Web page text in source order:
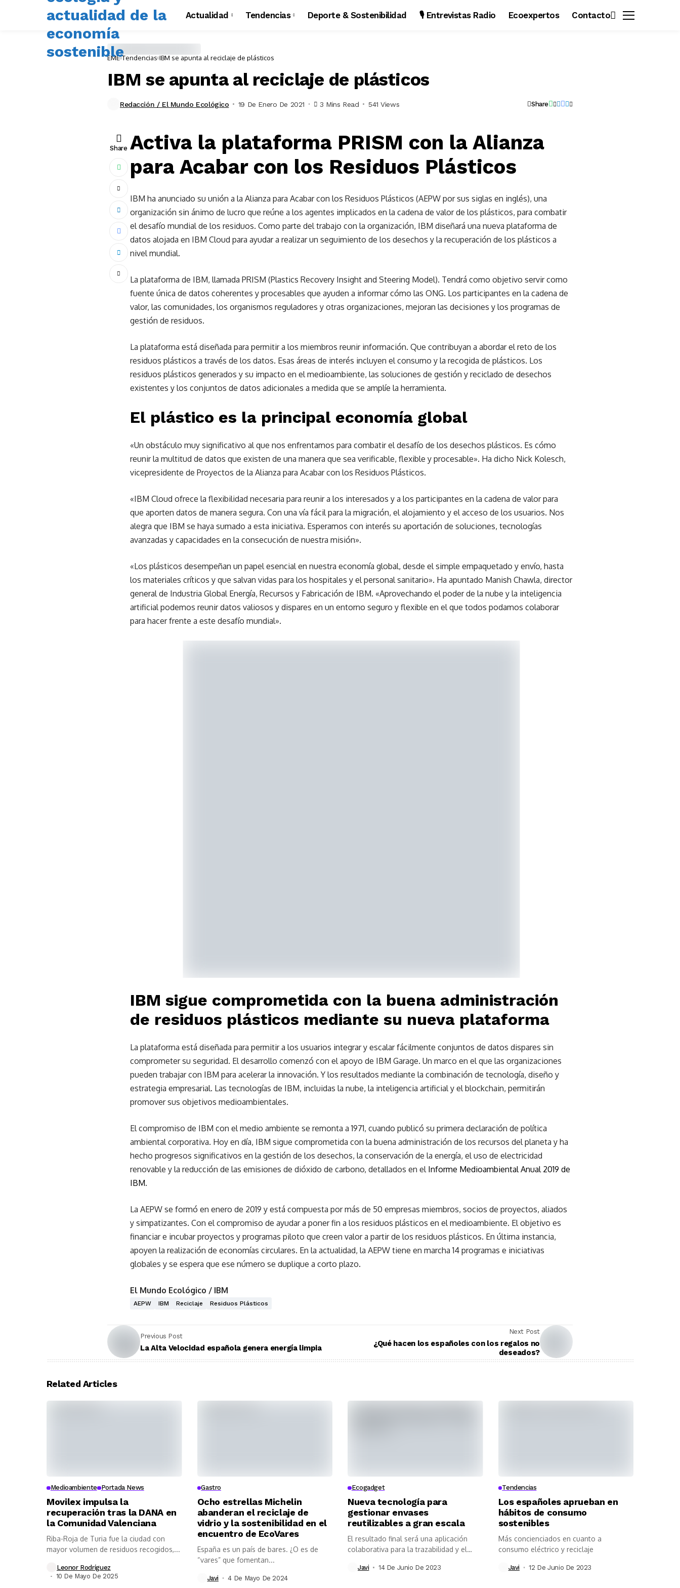
Actualidad Tendencias Deporte & Sostenibilidad 🎙️ Entrevistas Radio Ecoexpertos Contacto
EME Tendencias IBM se apunta al reciclaje de plásticos
IBM se apunta al reciclaje de plásticos
Redacción / El Mundo Ecológico 19 De Enero De 2021 3 Mins Read 541 Views Share
Share Activa la plataforma PRISM con la Alianza
para Acabar con los Residuos Plásticos
IBM ha anunciado su unión a la Alianza para Acabar con los Residuos Plásticos (AEPW por sus siglas en inglés), una
organización sin ánimo de lucro que reúne a los agentes implicados en la cadena de valor de los plásticos, para combatir
el desafío mundial de los residuos. Como parte del trabajo con la organización, IBM diseñará una nueva plataforma de
datos alojada en IBM Cloud para ayudar a realizar un seguimiento de los desechos y la recuperación de los plásticos a
nivel mundial.
La plataforma de IBM, llamada PRISM (Plastics Recovery Insight and Steering Model). Tendrá como objetivo servir como
fuente única de datos coherentes y procesables que ayuden a informar cómo las ONG. Los participantes en la cadena de
valor, las comunidades, los organismos reguladores y otras organizaciones, mejoran las decisiones y los programas de
gestión de residuos.
La plataforma está diseñada para permitir a los miembros reunir información. Que contribuyan a abordar el reto de los
residuos plásticos a través de los datos. Esas áreas de interés incluyen el consumo y la recogida de plásticos. Los
residuos plásticos generados y su impacto en el medioambiente, las soluciones de gestión y reciclado de desechos
existentes y los conjuntos de datos adicionales a medida que se amplíe la herramienta.
El plástico es la principal economía global
«Un obstáculo muy significativo al que nos enfrentamos para combatir el desafío de los desechos plásticos. Es cómo
reunir la multitud de datos que existen de una manera que sea verificable, flexible y procesable». Ha dicho Nick Kolesch,
vicepresidente de Proyectos de la Alianza para Acabar con los Residuos Plásticos.
«IBM Cloud ofrece la flexibilidad necesaria para reunir a los interesados y a los participantes en la cadena de valor para
que aporten datos de manera segura. Con una vía fácil para la migración, el alojamiento y el acceso de los usuarios. Nos
alegra que IBM se haya sumado a esta iniciativa. Esperamos con interés su aportación de soluciones, tecnologías
avanzadas y capacidades en la consecución de nuestra misión».
«Los plásticos desempeñan un papel esencial en nuestra economía global, desde el simple empaquetado y envío, hasta
los materiales críticos y que salvan vidas para los hospitales y el personal sanitario». Ha apuntado Manish Chawla, director
general de Industria Global Energía, Recursos y Fabricación de IBM. «Aprovechando el poder de la nube y la inteligencia
artificial podemos reunir datos valiosos y dispares en un entorno seguro y flexible en el que todos podamos colaborar
para hacer frente a este desafío mundial».
IBM sigue comprometida con la buena administración
de residuos plásticos mediante su nueva plataforma
La plataforma está diseñada para permitir a los usuarios integrar y escalar fácilmente conjuntos de datos dispares sin
comprometer su seguridad. El desarrollo comenzó con el apoyo de IBM Garage. Un marco en el que las organizaciones
pueden trabajar con IBM para acelerar la innovación. Y los resultados mediante la combinación de tecnología, diseño y
estrategia empresarial. Las tecnologías de IBM, incluidas la nube, la inteligencia artificial y el blockchain, permitirán
promover sus objetivos medioambientales.
El compromiso de IBM con el medio ambiente se remonta a 1971, cuando publicó su primera declaración de política
ambiental corporativa. Hoy en día, IBM sigue comprometida con la buena administración de los recursos del planeta y ha
hecho progresos significativos en la gestión de los desechos, la conservación de la energía, el uso de electricidad
renovable y la reducción de las emisiones de dióxido de carbono, detallados en el Informe Medioambiental Anual 2019 de
IBM.
La AEPW se formó en enero de 2019 y está compuesta por más de 50 empresas miembros, socios de proyectos, aliados
y simpatizantes. Con el compromiso de ayudar a poner fin a los residuos plásticos en el medioambiente. El objetivo es
financiar e incubar proyectos y programas piloto que creen valor a partir de los residuos plásticos. En última instancia,
apoyen la realización de economías circulares. En la actualidad, la AEPW tiene en marcha 14 programas e iniciativas
globales y se espera que ese número se duplique a corto plazo.
El Mundo Ecológico / IBM
AEPW IBM Reciclaje Residuos Plásticos
Previous Post
La Alta Velocidad española genera energía limpia
Next Post
¿Qué hacen los españoles con los regalos no
deseados?
Related Articles
Medioambiente Portada News
Movilex impulsa la
recuperación tras la DANA en
la Comunidad Valenciana
Riba-Roja de Turia fue la ciudad con
mayor volumen de residuos recogidos,...
Leonor Rodríguez
10 De Mayo De 2025
Gastro
Ocho estrellas Michelin
abanderan el reciclaje de
vidrio y la sostenibilidad en el
encuentro de EcoVares
España es un país de bares. ¿O es de
“vares” que fomentan...
Javi 4 De Mayo De 2024
Ecogadget
Nueva tecnología para
gestionar envases
reutilizables a gran escala
El resultado final será una aplicación
colaborativa para la trazabilidad y el
Javi 14 De Junio De 2023
Tendencias
Los españoles aprueban en
hábitos de consumo
sostenibles
Más concienciados en cuanto a
consumo eléctrico y reciclaje
Javi 12 De Junio De 2023